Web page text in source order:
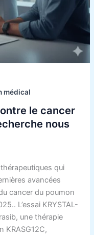
médical
le cancer
nous
qui
avancées
cancer du poumon
L’essai KRYSTAL-
une thérapie
KRASG12C,